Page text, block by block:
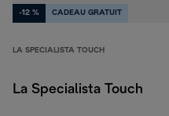
-12 % CADEAU GRATUIT
LA SPECIALISTA TOUCH
La Specialista Touch